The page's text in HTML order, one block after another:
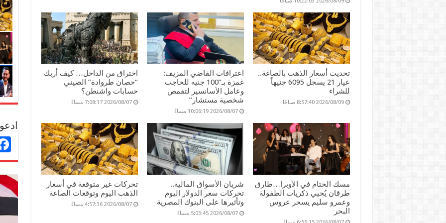
تحديث أسعار الذهب بالصاغة..
عيار 21 يسجل 6095 جنيهاً
للشراء
2026/08/09 8:57:40 صباحًا
اعترافات القاضي المزيف:
غمزة بـ”100 جنيه للحاجب
وعامل الأسانسير لتقمص
شخصية مستشار”
2026/08/07 10:06:19 مساءً
اختراق من الداخل… كيف أربك
“حصان طروادة” الصيني
حسابات واشنطن؟
2026/08/07 7:08:17 مساءً
مسك الختام في الأوبرا…طارق
طرقان يُحيي ذكريات الطفولة
وعمرو سليم يسحر عروس
البحر
شريان الأسواق المالية..
تحركات سعر الدولار اليوم
وتأثيرها على البنوك المصرية
2026/08/07 5:03:45 مساءً
تحركات غير متوقعة في أسعار
الذهب اليوم وتوقعات الصاغة
2026/08/07 4:57:36 مساءً